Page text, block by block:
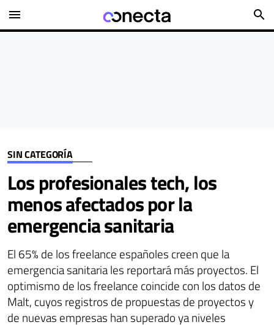
menu search
SIN CATEGORÍA
Los profesionales tech, los
menos afectados por la
emergencia sanitaria
El 65% de los freelance españoles creen que la
emergencia sanitaria les reportará más proyectos. El
optimismo de los freelance coincide con los datos de
Malt, cuyos registros de propuestas de proyectos y
de nuevas empresas han superado ya niveles